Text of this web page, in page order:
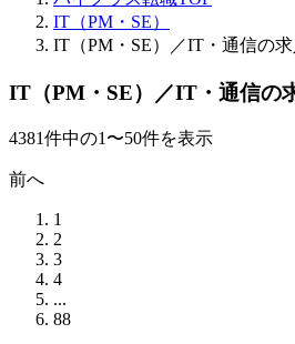
IT（PM・SE）
IT（PM・SE）／IT・通信の
IT（PM・SE）／IT・通信の
4381件中の1〜50件を表示
前へ
1
2
3
4
...
88